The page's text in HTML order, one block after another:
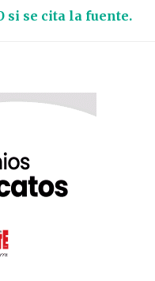
si se cita la fuente.